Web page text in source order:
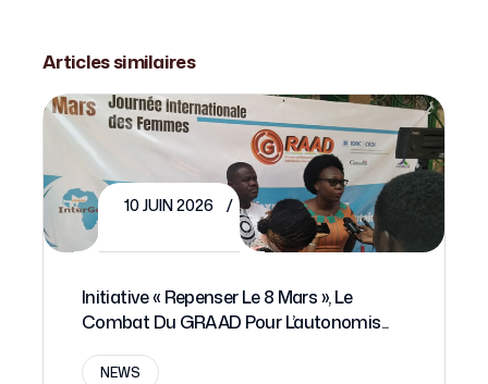
Articles similaires
10 JUIN 2026
Initiative « Repenser Le 8 Mars », Le
Combat Du GRAAD Pour L’autonomis...
NEWS